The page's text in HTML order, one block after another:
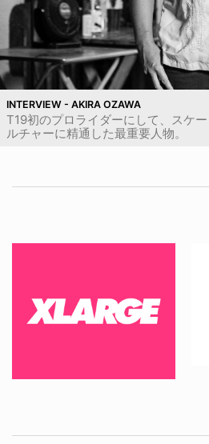
INTERVIEW - AKIRA OZAWA
T19初のプロライダーにして、スケ
ルチャーに精通した最重要人物。